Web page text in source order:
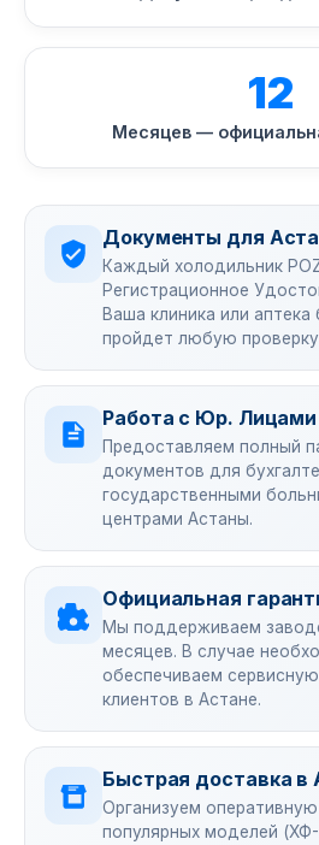
12
Месяцев —
Документы для
Каждый холодильник
Регистрационное
Ваша клиника или аптека
пройдет любую
Работа с Юр. Лицами
Предоставляем полный
документов для
государственными
центрами Астаны.
Официальная
Мы поддерживаем
месяцев. В случае
обеспечиваем
клиентов в Астане.
Быстрая доставка в
Организуем
популярных моделей